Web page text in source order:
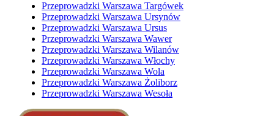
Przeprowadzki Warszawa Targówek
Przeprowadzki Warszawa Ursynów
Przeprowadzki Warszawa Ursus
Przeprowadzki Warszawa Wawer
Przeprowadzki Warszawa Wilanów
Przeprowadzki Warszawa Włochy
Przeprowadzki Warszawa Wola
Przeprowadzki Warszawa Żoliborz
Przeprowadzki Warszawa Wesoła